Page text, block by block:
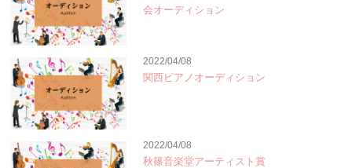
会オーディション
2022/04/08
関西ピアノオーディション
2022/04/08
秋篠音楽堂アーティスト賞